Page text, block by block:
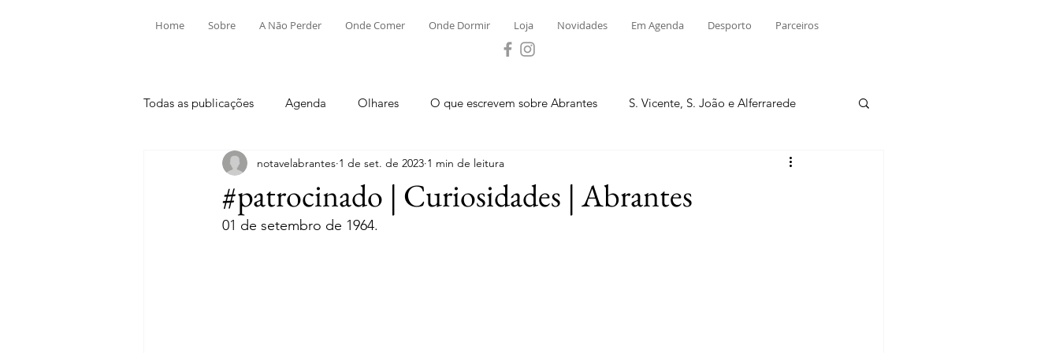
Home Sobre A Não Perder Onde Comer Onde Dormir Loja Novidades Em Agenda Desporto Parceiros
Todas as publicações Agenda Olhares O que escrevem sobre Abrantes S. Vicente, S. João e Alferrarede
Aldeia do Mato e Souto Alvega e Concavada Bemposta
Mouriscas Pego Rio de Moinhos
#patrocinado | Curiosidades | Abrantes
notavelabrantes 1 de set. de 2023 1 min de leitura
01 de setembro de 1964.